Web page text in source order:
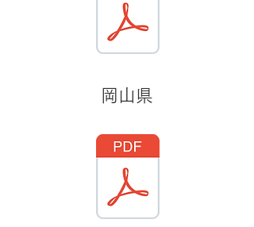
​岡山県